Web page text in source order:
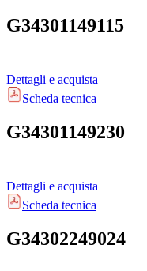
G34301149115
Dettagli e acquista
Scheda tecnica
G34301149230
Dettagli e acquista
Scheda tecnica
G34302249024